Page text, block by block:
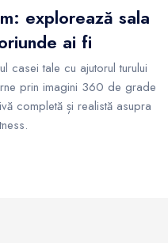
explorează sala
ai fi
casei tale cu ajutorul turului
prin imagini 360 de grade
completă și realistă asupra